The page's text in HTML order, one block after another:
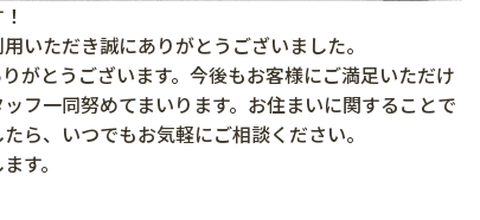
いただき誠にありがとうございました。
がとうございます。今後もお客様にご満足いただけ
フ一同努めてまいります。お住まいに関することで
ら、いつでもお気軽にご相談ください。
す。